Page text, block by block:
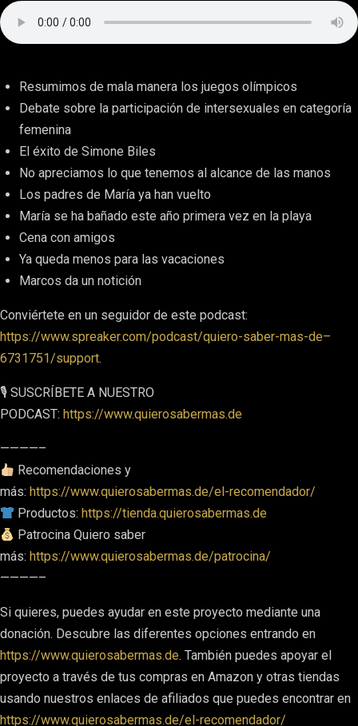
Resumimos de mala manera los juegos olímpicos
Debate sobre la participación de intersexuales en categoría
femenina
El éxito de Simone Biles
No apreciamos lo que tenemos al alcance de las manos
Los padres de María ya han vuelto
María se ha bañado este año primera vez en la playa
Cena con amigos
Ya queda menos para las vacaciones
Marcos da un notición
Conviértete en un seguidor de este podcast:
https://www.spreaker.com/podcast/quiero-saber-mas-de–
6731751/support.
🎙 SUSCRÍBETE A NUESTRO
PODCAST: https://www.quierosabermas.de
————–
Recomendaciones y
más: https://www.quierosabermas.de/el-recomendador/
Productos:https://tienda.quierosabermas.de
Patrocina Quiero saber
más: https://www.quierosabermas.de/patrocina/
————–
Si quieres, puedes ayudar en este proyecto mediante una
donación. Descubre las diferentes opciones entrando en
https://www.quierosabermas.de. También puedes apoyar el
proyecto a través de tus compras en Amazon y otras tiendas
usando nuestros enlaces de afiliados que puedes encontrar en
https://www.quierosabermas.de/el-recomendador/